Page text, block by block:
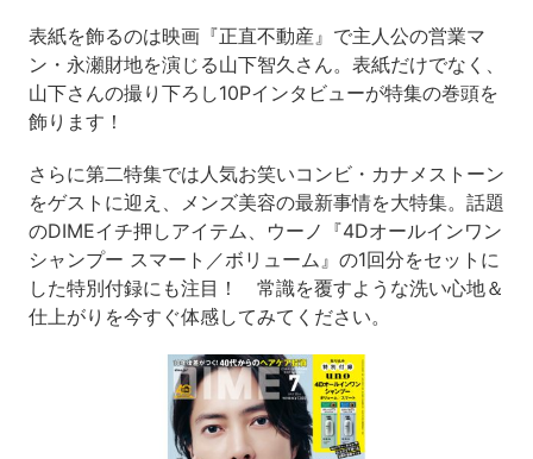
表紙を飾るのは映画『正直不動産』で主人公の営業マ
ン・永瀬財地を演じる山下智久さん。表紙だけでなく、
山下さんの撮り下ろし10Pインタビューが特集の巻頭を
飾ります！
さらに第二特集では人気お笑いコンビ・カナメストーン
をゲストに迎え、メンズ美容の最新事情を大特集。話題
のDIMEイチ押しアイテム、ウーノ『4Dオールインワン
シャンプー スマート／ボリューム』の1回分をセットに
した特別付録にも注目！ 常識を覆すような洗い心地＆
仕上がりを今すぐ体感してみてください。